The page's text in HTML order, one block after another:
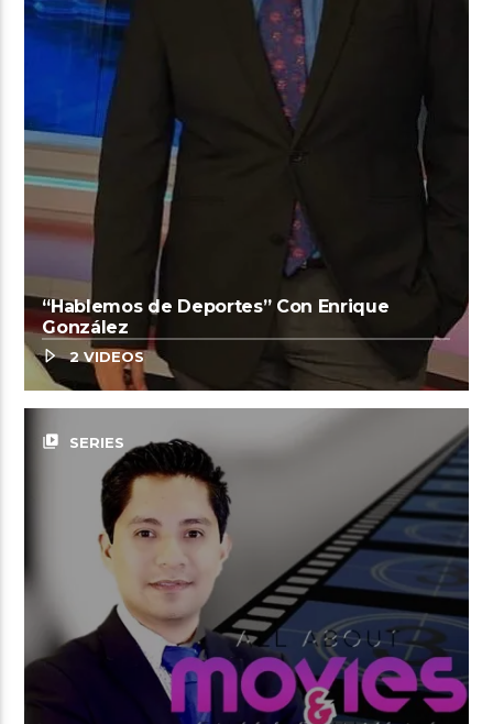
“Hablemos de Deportes” Con Enrique
González
2 VIDEOS
video_library SERIES